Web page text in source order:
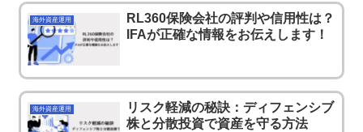
海外資産運用
RL360保険会社の評判や信用性は？
IFAが正確な情報をお伝えします！
海外資産運用
リスク軽減の秘訣：ディフェンシブ
株と分散投資で資産を守る方法